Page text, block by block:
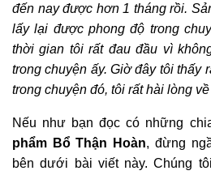
đến nay được hơn 1 tháng rồi.
lấy lại được phong độ trong
thời gian tôi rất đau đầu vì
trong chuyện ấy. Giờ đây tôi thấy
trong chuyện đó, tôi rất hài lòng về
Nếu như bạn đọc có những
phẩm Bổ Thận Hoàn, đừng
bên dưới bài viết này. Chúng